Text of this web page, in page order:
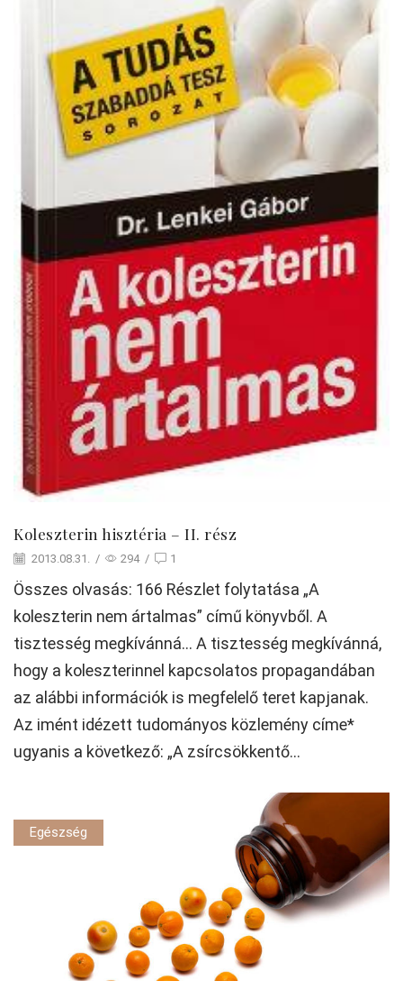
Koleszterin hisztéria – II. rész
2013.08.31. / 294 / 1
Összes olvasás: 166 Részlet folytatása „A
koleszterin nem ártalmas” című könyvből. A
tisztesség megkívánná… A tisztesség megkívánná,
hogy a koleszterinnel kapcsolatos propagandában
az alábbi információk is megfelelő teret kapjanak.
Az imént idézett tudományos közlemény címe*
ugyanis a következő: „A zsírcsökkentő...
Egészség